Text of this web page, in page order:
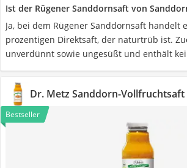
Ist der Rügener Sanddornsaft von
Ja, bei dem Rügener Sanddornsaft handelt
prozentigen Direktsaft, der naturtrüb ist.
unverdünnt sowie ungesüßt und enthält
Dr. Metz Sanddorn-Vollfruchtsaft
Bestseller